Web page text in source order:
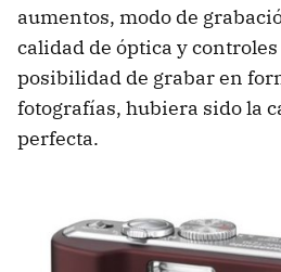
aumentos, modo de
calidad de óptica y
posibilidad de grabar en
fotografías, hubiera sido la
perfecta.